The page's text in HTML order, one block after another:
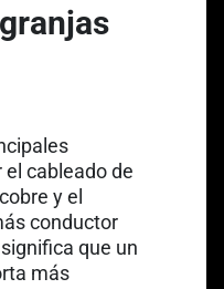
cableado de
y el
conductor
que un
más